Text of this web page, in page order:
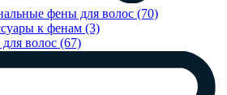
фены для волос (70)
к фенам (3)
волос (67)